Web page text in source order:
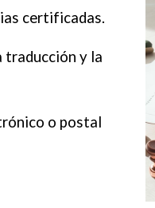
certificadas.
y la
o postal